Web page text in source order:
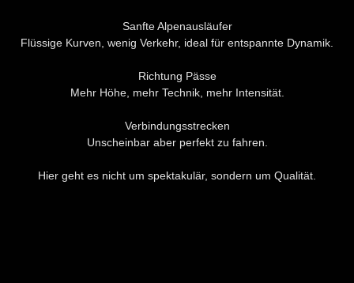
Sanfte Alpenausläufer
Flüssige Kurven, wenig Verkehr, ideal für entspannte Dynamik.
Richtung Pässe
Mehr Höhe, mehr Technik, mehr Intensität.
Verbindungsstrecken
Unscheinbar aber perfekt zu fahren.
Hier geht es nicht um spektakulär, sondern um Qualität.